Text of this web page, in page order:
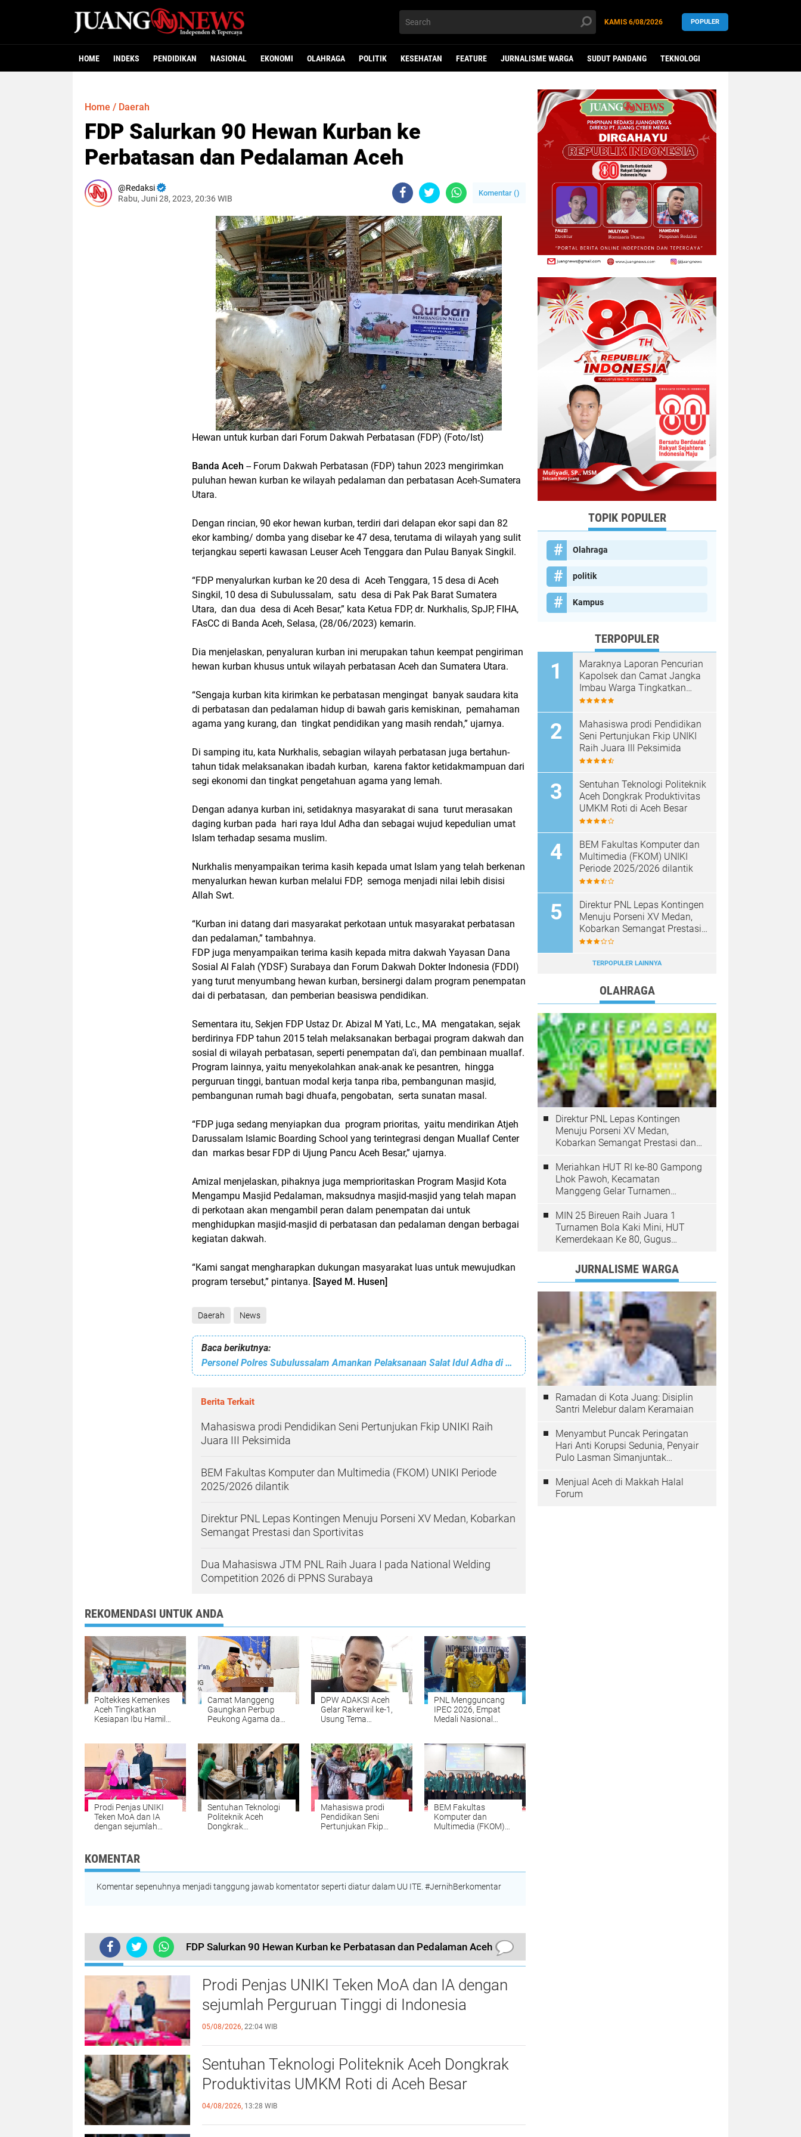
KAMIS 6/08/2026 POPULER
HOME INDEKS PENDIDIKAN NASIONAL EKONOMI OLAHRAGA POLITIK KESEHATAN FEATURE JURNALISME WARGA SUDUT PANDANG TEKNOLOGI
Home / Daerah
FDP Salurkan 90 Hewan Kurban ke
Perbatasan dan Pedalaman Aceh
Redaksi
Rabu, Juni 28, 2023, 20:36 WIB
Komentar ()
Hewan untuk kurban dari Forum Dakwah Perbatasan (FDP) (Foto/Ist)
Banda Aceh -- Forum Dakwah Perbatasan (FDP) tahun 2023 mengirimkan
puluhan hewan kurban ke wilayah pedalaman dan perbatasan Aceh-Sumatera
Utara.
Dengan rincian, 90 ekor hewan kurban, terdiri dari delapan ekor sapi dan 82
ekor kambing/ domba yang disebar ke 47 desa, terutama di wilayah yang sulit
terjangkau seperti kawasan Leuser Aceh Tenggara dan Pulau Banyak Singkil.
“FDP menyalurkan kurban ke 20 desa di Aceh Tenggara, 15 desa di Aceh
Singkil, 10 desa di Subulussalam, satu desa di Pak Pak Barat Sumatera
Utara, dan dua desa di Aceh Besar,” kata Ketua FDP, dr. Nurkhalis, SpJP, FIHA,
FAsCC di Banda Aceh, Selasa, (28/06/2023) kemarin.
Dia menjelaskan, penyaluran kurban ini merupakan tahun keempat pengiriman
hewan kurban khusus untuk wilayah perbatasan Aceh dan Sumatera Utara.
“Sengaja kurban kita kirimkan ke perbatasan mengingat banyak saudara kita
di perbatasan dan pedalaman hidup di bawah garis kemiskinan, pemahaman
agama yang kurang, dan tingkat pendidikan yang masih rendah,” ujarnya.
Di samping itu, kata Nurkhalis, sebagian wilayah perbatasan juga bertahun-
tahun tidak melaksanakan ibadah kurban, karena faktor ketidakmampuan dari
segi ekonomi dan tingkat pengetahuan agama yang lemah.
Dengan adanya kurban ini, setidaknya masyarakat di sana turut merasakan
daging kurban pada hari raya Idul Adha dan sebagai wujud kepedulian umat
Islam terhadap sesama muslim.
Nurkhalis menyampaikan terima kasih kepada umat Islam yang telah berkenan
menyalurkan hewan kurban melalui FDP, semoga menjadi nilai lebih disisi
Allah Swt.
“Kurban ini datang dari masyarakat perkotaan untuk masyarakat perbatasan
dan pedalaman,” tambahnya.
FDP juga menyampaikan terima kasih kepada mitra dakwah Yayasan Dana
Sosial Al Falah (YDSF) Surabaya dan Forum Dakwah Dokter Indonesia (FDDI)
yang turut menyumbang hewan kurban, bersinergi dalam program penempatan
dai di perbatasan, dan pemberian beasiswa pendidikan.
Sementara itu, Sekjen FDP Ustaz Dr. Abizal M Yati, Lc., MA mengatakan, sejak
berdirinya FDP tahun 2015 telah melaksanakan berbagai program dakwah dan
sosial di wilayah perbatasan, seperti penempatan da'i, dan pembinaan muallaf.
Program lainnya, yaitu menyekolahkan anak-anak ke pesantren, hingga
perguruan tinggi, bantuan modal kerja tanpa riba, pembangunan masjid,
pembangunan rumah bagi dhuafa, pengobatan, serta sunatan masal.
“FDP juga sedang menyiapkan dua program prioritas, yaitu mendirikan Atjeh
Darussalam Islamic Boarding School yang terintegrasi dengan Muallaf Center
dan markas besar FDP di Ujung Pancu Aceh Besar,” ujarnya.
Amizal menjelaskan, pihaknya juga memprioritaskan Program Masjid Kota
Mengampu Masjid Pedalaman, maksudnya masjid-masjid yang telah mapan
di perkotaan akan mengambil peran dalam penempatan dai untuk
menghidupkan masjid-masjid di perbatasan dan pedalaman dengan berbagai
kegiatan dakwah.
“Kami sangat mengharapkan dukungan masyarakat luas untuk mewujudkan
program tersebut,” pintanya. [Sayed M. Husen]
Daerah News
Baca berikutnya:
Personel Polres Subulussalam Amankan Pelaksanaan Salat Idul Adha di Masjid At - Taqwa
Berita Terkait
Mahasiswa prodi Pendidikan Seni Pertunjukan Fkip UNIKI Raih
Juara III Peksimida
BEM Fakultas Komputer dan Multimedia (FKOM) UNIKI Periode
2025/2026 dilantik
Direktur PNL Lepas Kontingen Menuju Porseni XV Medan, Kobarkan
Semangat Prestasi dan Sportivitas
Dua Mahasiswa JTM PNL Raih Juara I pada National Welding
Competition 2026 di PPNS Surabaya
REKOMENDASI UNTUK ANDA
Poltekkes Kemenkes
Aceh Tingkatkan
Kesiapan Ibu Hamil
Persalinan Berbasis
Kearifan Lokal
Camat Manggeng
Gaungkan Perbup
Peukong Agama dan
Penutupan MTQ
DPW ADAKSI Aceh
Gelar Rakerwil ke-1,
Usung Tema
Organisasi
PNL Mengguncang
IPEC 2026, Empat
Medali Nasional
Prodi Penjas UNIKI
Teken MoA dan IA
dengan sejumlah
Sentuhan Teknologi
Politeknik Aceh
Dongkrak
Mahasiswa prodi
Pendidikan Seni
Pertunjukan Fkip
BEM Fakultas
Komputer dan
Multimedia (FKOM)
KOMENTAR
Komentar sepenuhnya menjadi tanggung jawab komentator seperti diatur dalam UU ITE. #JernihBerkomentar
FDP Salurkan 90 Hewan Kurban ke Perbatasan dan Pedalaman Aceh
TERKINI
Prodi Penjas UNIKI Teken MoA dan IA dengan
sejumlah Perguruan Tinggi di Indonesia
05/08/2026, 22:04 WIB
Sentuhan Teknologi Politeknik Aceh Dongkrak
Produktivitas UMKM Roti di Aceh Besar
04/08/2026, 13:28 WIB
TOPIK POPULER
Olahraga
politik
Kampus
TERPOPULER
Maraknya Laporan Pencurian
Kapolsek dan Camat Jangka
Imbau Warga Tingkatkan
Kewaspadaan
Mahasiswa prodi Pendidikan
Seni Pertunjukan Fkip UNIKI
Raih Juara III Peksimida
Sentuhan Teknologi Politeknik
Aceh Dongkrak Produktivitas
UMKM Roti di Aceh Besar
BEM Fakultas Komputer dan
Multimedia (FKOM) UNIKI
Periode 2025/2026 dilantik
Direktur PNL Lepas Kontingen
Menuju Porseni XV Medan,
Kobarkan Semangat Prestasi
dan Sportivitas
TERPOPULER LAINNYA
OLAHRAGA
Direktur PNL Lepas Kontingen
Menuju Porseni XV Medan,
Kobarkan Semangat Prestasi dan
Meriahkan HUT RI ke-80 Gampong
Lhok Pawoh, Kecamatan
Manggeng Gelar Turnamen
MIN 25 Bireuen Raih Juara 1
Turnamen Bola Kaki Mini, HUT
Kemerdekaan Ke 80, Gugus
JURNALISME WARGA
Ramadan di Kota Juang: Disiplin
Santri Melebur dalam Keramaian
Menyambut Puncak Peringatan
Hari Anti Korupsi Sedunia, Penyair
Pulo Lasman Simanjuntak
Korupsi di Indonesia
Menjual Aceh di Makkah Halal
Forum